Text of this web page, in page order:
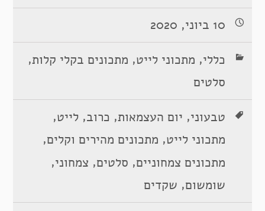
10 ביוני, 2020
כללי, מתכוני לייט, מתכונים בקלי קלות,
סלטים
טבעוני, יום העצמאות, כרוב,לייט,
מתכוני לייט, מתכונים מהירים וקלים,
מתכונים צמחוניים, סלטים, צמחוני,
שומשום, שקדים